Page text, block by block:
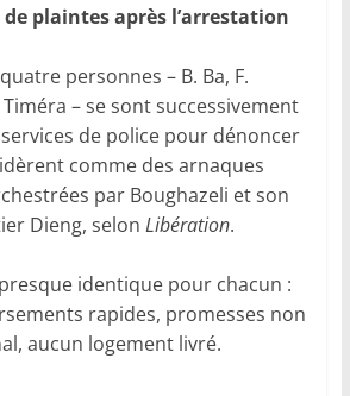
plaintes après l’arrestation
personnes – B. Ba, F.
Timéra – se sont successivement
de police pour dénoncer
comme des arnaques
par Boughazeli et son
Dieng, selon Libération.
identique pour chacun :
rapides, promesses non
aucun logement livré.